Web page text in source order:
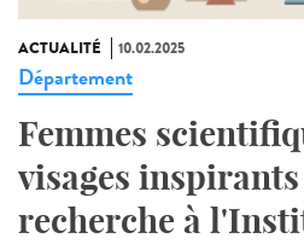
ACTUALITÉ 10.02.2025
Département
Femmes
visages
recherche à